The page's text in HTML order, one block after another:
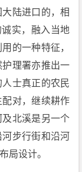
陆进口的，相
实，融入当地
的一种特征，
理署亦推出一
士真正的农民
对，继续耕作
北溪是另一个
步行街和沿河
局设计。